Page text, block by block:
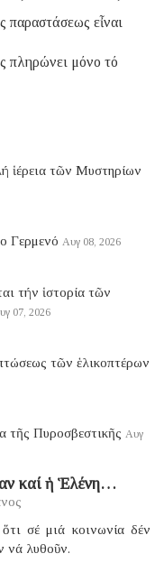
παραστάσεως εἶναι
πληρώνει μόνο τό
ἱέρεια τῶν Μυστηρίων
Γερμενό Αυγ 08, 2026
τήν ἱστορία τῶν
07, 2026
τῶν ἑλικοπτέρων
τῆς Πυροσβεστικῆς Αυγ
καί ἡ Ἑλένη…
σέ μιά κοινωνία δέν
νά λυθοῦν.